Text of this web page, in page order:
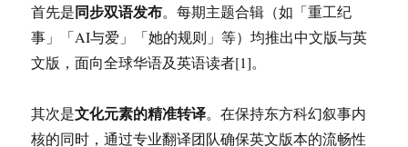
首先是同步双语发布。每期主题合辑（如「重工纪
事」「AI与爱」「她的规则」等）均推出中文版与英
文版，面向全球华语及英语读者[1]。
其次是文化元素的精准转译。在保持东方科幻叙事内
核的同时，通过专业翻译团队确保英文版本的流畅性